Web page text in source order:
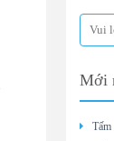
Mới
Tấm